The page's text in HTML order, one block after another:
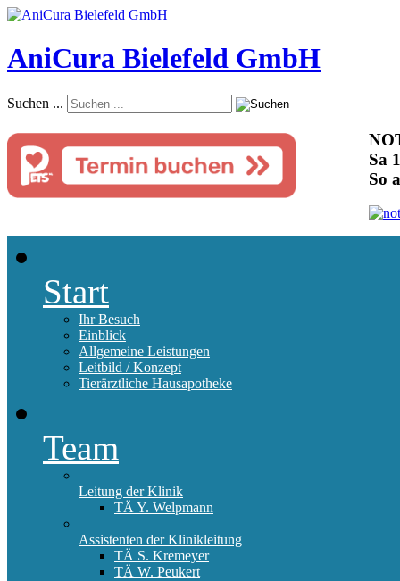
AniCura Bielefeld GmbH
Suchen ...
Sa
So
Start
Ihr Besuch
Einblick
Allgemeine Leistungen
Leitbild / Konzept
Tierärztliche Hausapotheke
Team
Leitung der Klinik
TÄ Y. Welpmann
Assistenten der Klinikleitung
TÄ S. Kremeyer
TÄ W. Peukert